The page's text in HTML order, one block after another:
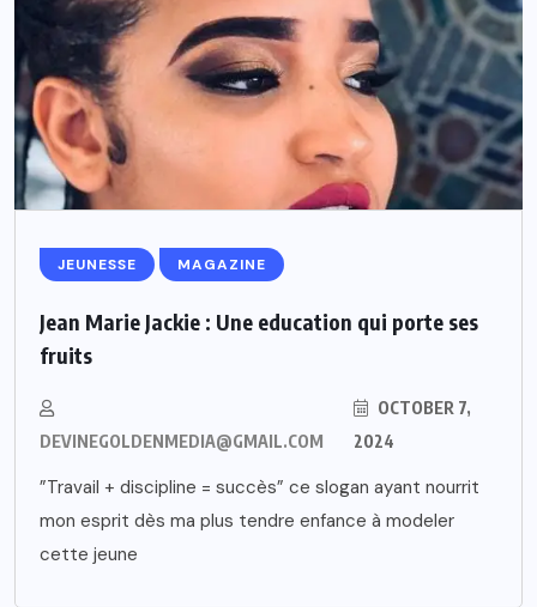
JEUNESSE MAGAZINE
Jean Marie Jackie : Une education qui porte ses
fruits
DEVINEGOLDENMEDIA@GMAIL.COM
OCTOBER 7,
2024
”Travail + discipline = succès” ce slogan ayant nourrit
mon esprit dès ma plus tendre enfance à modeler
cette jeune